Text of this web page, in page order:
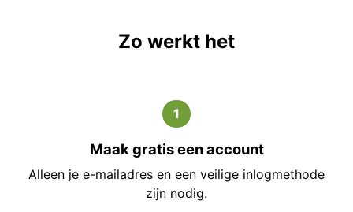
Zo werkt het
1
Maak gratis een account
Alleen je e-mailadres en een veilige inlogmethode
zijn nodig.